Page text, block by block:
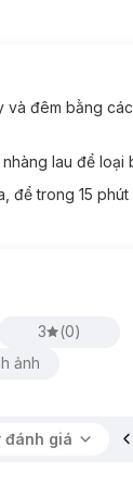
khi tắm nước
và đêm bằng
lau để loại
trong 15
3 (0)
ảnh
đánh giá